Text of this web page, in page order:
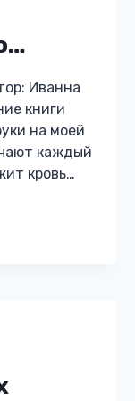
Иванна
книги
на моей
каждый
кровь…